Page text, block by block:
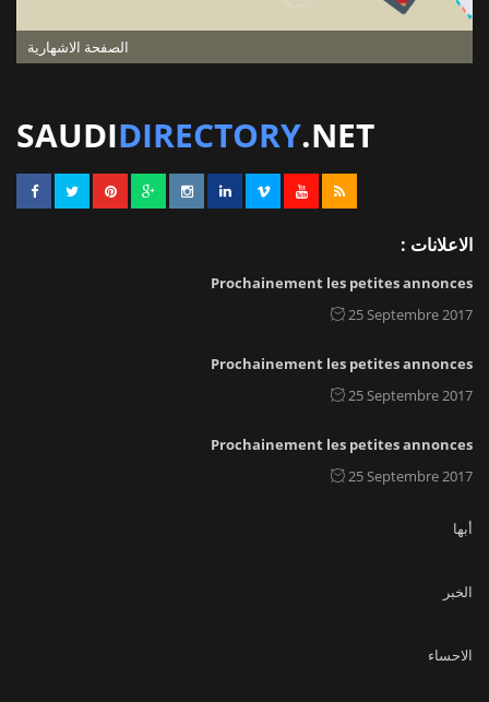
الصفحة الاشهارية
SAUDIDIRECTORY.NET
الاعلانات :
Prochainement les petites annonces
25 Septembre 2017
Prochainement les petites annonces
25 Septembre 2017
Prochainement les petites annonces
25 Septembre 2017
أبها
الخبر
الاحساء